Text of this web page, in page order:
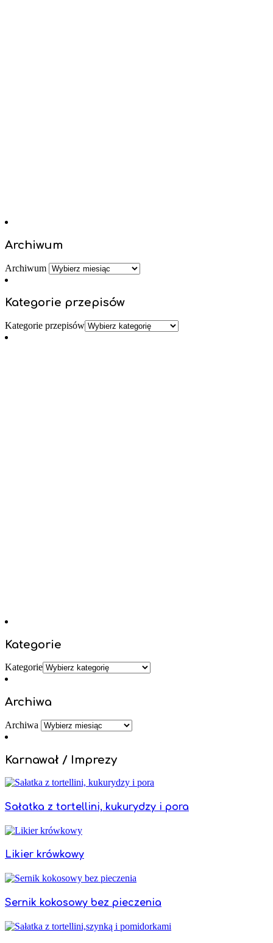
Archiwum
Archiwum
Kategorie przepisów
Kategorie przepisów
Kategorie
Kategorie
Archiwa
Archiwa
Karnawał / Imprezy
Sałatka z tortellini, kukurydzy i pora
Likier krówkowy
Sernik kokosowy bez pieczenia